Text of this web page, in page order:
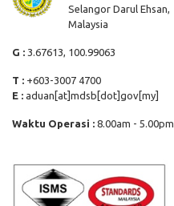
Selangor Darul Ehsan,
Malaysia
G : 3.67613, 100.99063
T : +603-3007 4700
E : aduan[at]mdsb[dot]gov[my]
Waktu Operasi : 8.00am - 5.00pm